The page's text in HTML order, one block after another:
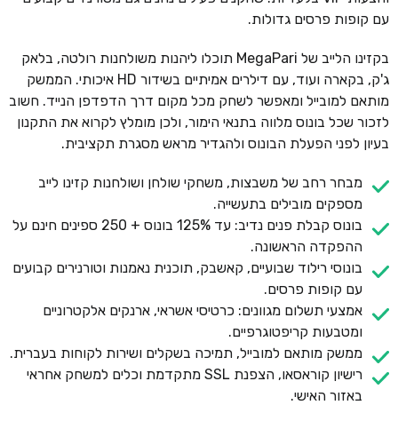
עם קופות פרסים גדולות.
בקזינו הלייב של MegaPari תוכלו ליהנות משולחנות רולטה, בלאק
ג'ק, בקארה ועוד, עם דילרים אמיתיים בשידור HD איכותי. הממשק
מותאם למובייל ומאפשר לשחק מכל מקום דרך הדפדפן הנייד. חשוב
לזכור שכל בונוס מלווה בתנאי הימור, ולכן מומלץ לקרוא את התקנון
בעיון לפני הפעלת הבונוס ולהגדיר מראש מסגרת תקציבית.
מבחר רחב של משבצות, משחקי שולחן ושולחנות קזינו לייב
מספקים מובילים בתעשייה.
בונוס קבלת פנים נדיב: עד 125% בונוס + 250 ספינים חינם על
ההפקדה הראשונה.
בונוסי רילוד שבועיים, קאשבק, תוכנית נאמנות וטורנירים קבועים
עם קופות פרסים.
אמצעי תשלום מגוונים: כרטיסי אשראי, ארנקים אלקטרוניים
ומטבעות קריפטוגרפיים.
ממשק מותאם למובייל, תמיכה בשקלים ושירות לקוחות בעברית.
רישיון קוראסאו, הצפנת SSL מתקדמת וכלים למשחק אחראי
באזור האישי.